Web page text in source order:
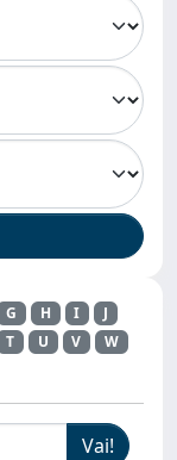
G H I
J
T U V
W